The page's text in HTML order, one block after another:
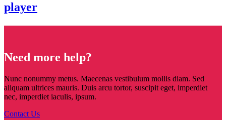
player
Need more help?
Nunc nonummy metus. Maecenas vestibulum mollis diam. Sed
aliquam ultrices mauris. Duis arcu tortor, suscipit eget, imperdiet
nec, imperdiet iaculis, ipsum.
Contact Us